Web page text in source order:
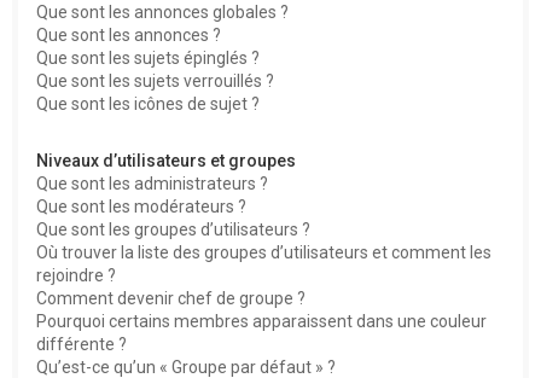
Que sont les annonces globales ?
Que sont les annonces ?
Que sont les sujets épinglés ?
Que sont les sujets verrouillés ?
Que sont les icônes de sujet ?
Niveaux d’utilisateurs et groupes
Que sont les administrateurs ?
Que sont les modérateurs ?
Que sont les groupes d’utilisateurs ?
Où trouver la liste des groupes d’utilisateurs et comment les
rejoindre ?
Comment devenir chef de groupe ?
Pourquoi certains membres apparaissent dans une couleur
différente ?
Qu’est-ce qu’un « Groupe par défaut » ?